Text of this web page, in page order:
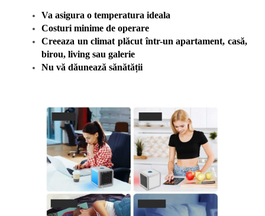
Va asigura o temperatura ideala
Costuri minime de operare
Creeaza un climat plăcut într-un apartament, casă,
birou, living sau galerie
Nu vă dăunează sănătății